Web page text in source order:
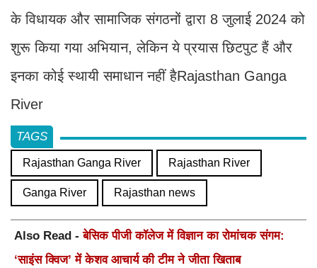
के विधायक और सामाजिक संगठनों द्वारा 8 जुलाई 2024 को
शुरू किया गया अभियान, लेकिन ये प्रयास छिटपुट हैं और
इनका कोई स्थायी समाधान नहीं हैRajasthan Ganga
River
TAGS
Rajasthan Ganga River Rajasthan River
Ganga River Rajasthan news
Also Read -बेसिक पीजी कॉलेज में विज्ञान का रोमांचक संगम:
‘साइंस क्विज’ में केशव आचार्य की टीम ने जीता खिताब